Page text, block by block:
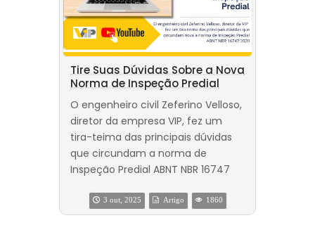
Tire Suas Dúvidas Sobre a Nova
Norma de Inspeção Predial
O engenheiro civil Zeferino Velloso,
diretor da empresa VIP, fez um
tira-teima das principais dúvidas
que circundam a norma de
Inspeção Predial ABNT NBR 16747
3 out, 2025 Artigo 1860